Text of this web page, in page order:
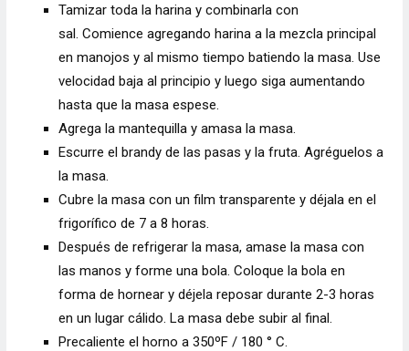
Tamizar toda la harina y combinarla con
sal. Comience agregando harina a la mezcla principal
en manojos y al mismo tiempo batiendo la masa. Use
velocidad baja al principio y luego siga aumentando
hasta que la masa espese.
Agrega la mantequilla y amasa la masa.
Escurre el brandy de las pasas y la fruta. Agréguelos a
la masa.
Cubre la masa con un film transparente y déjala en el
frigorífico de 7 a 8 horas.
Después de refrigerar la masa, amase la masa con
las manos y forme una bola. Coloque la bola en
forma de hornear y déjela reposar durante 2-3 horas
en un lugar cálido. La masa debe subir al final.
Precaliente el horno a 350ºF / 180 ° C.